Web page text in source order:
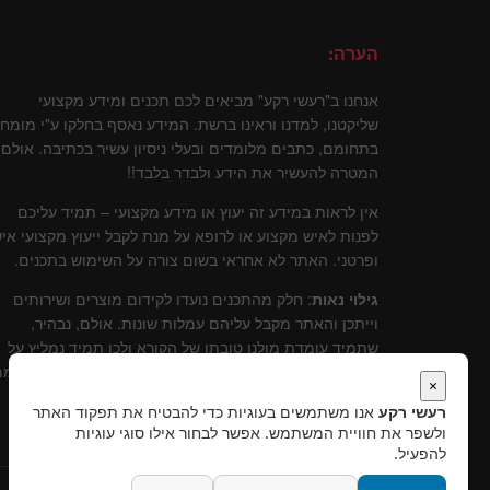
הערה:
אנחנו ב"רעשי רקע" מביאים לכם תכנים ומידע מקצועי
שליקטנו, למדנו וראינו ברשת. המידע נאסף בחלקו ע"י
בתחומם, כתבים מלומדים ובעלי ניסיון עשיר בכתיבה. אולם
המטרה להעשיר את הידע ולבדר בלבד!!
אין לראות במידע זה יעוץ או מידע מקצועי – תמיד עליכם
לפנות לאיש מקצוע או לרופא על מנת לקבל ייעוץ מקצועי
ופרטני. האתר לא אחראי בשום צורה על השימוש בתכנים.
גילוי נאות: חלק מהתכנים נועדו לקידום מוצרים ושירותים
וייתכן והאתר מקבל עליהם עמלות שונות. אולם, נבהיר,
שתמיד עומדת מולנו טובתו של הקורא ולכן תמיד נמליץ על
שירותים ומוצרים שלדעתינו עומדים בסטנרט איכותי
×
רעשי רקע אנו משתמשים בעוגיות כדי להבטיח את תפקוד האתר
ולשפר את חוויית המשתמש. אפשר לבחור אילו סוגי עוגיות
להפעיל.